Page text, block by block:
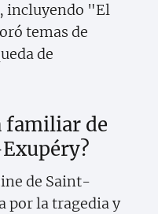
incluyendo "El
temas de
de
familiar de
de Saint-
por la tragedia y